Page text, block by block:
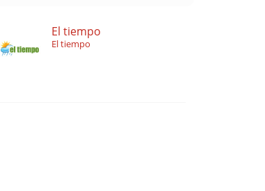
El tiempo
El tiempo